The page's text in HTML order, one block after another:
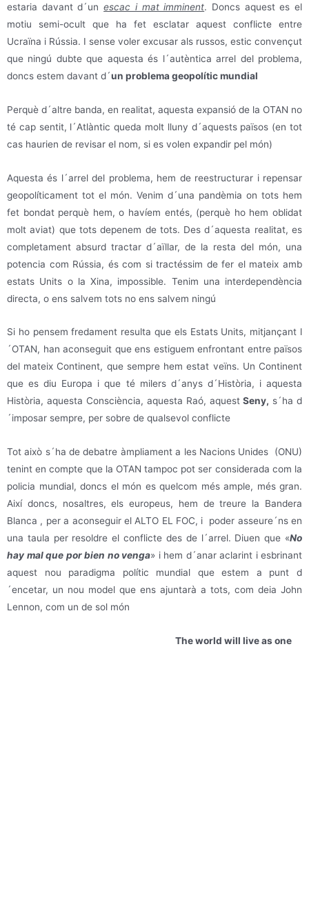
estaria davant d´unescac i mat imminent. Doncs aquest es el
motiu semi-ocult que ha fet esclatar aquest conflicte entre
Ucraïna i Rússia. I sense voler excusar als russos, estic convençut
que ningú dubte que aquesta és l´autèntica arrel del problema,
doncs estem davant d´un problema geopolític mundial
Perquè d´altre banda, en realitat, aquesta expansió de la OTAN no
té cap sentit, l´Atlàntic queda molt lluny d´aquests països (en tot
cas haurien de revisar el nom, si es volen expandir pel món)
Aquesta és l´arrel del problema, hem de reestructurar i repensar
geopolíticament tot el món. Venim d´una pandèmia on tots hem
fet bondat perquè hem, o havíem entés, (perquè ho hem oblidat
molt aviat) que tots depenem de tots. Des d´aquesta realitat, es
completament absurd tractar d´aïllar, de la resta del món, una
potencia com Rússia, és com si tractéssim de fer el mateix amb
estats Units o la Xina, impossible. Tenim una interdependència
directa, o ens salvem tots no ens salvem ningú
Si ho pensem fredament resulta que els Estats Units, mitjançant l
´OTAN, han aconseguit que ens estiguem enfrontant entre països
del mateix Continent, que sempre hem estat veïns. Un Continent
que es diu Europa i que té milers d´anys d´Història, i aquesta
Història, aquesta Consciència, aquesta Raó, aquest Seny, s´ha d
´imposar sempre, per sobre de qualsevol conflicte
Tot això s´ha de debatre àmpliament a les Nacions Unides (ONU)
tenint en compte que la OTAN tampoc pot ser considerada com la
policia mundial, doncs el món es quelcom més ample, més gran.
Així doncs, nosaltres, els europeus, hem de treure la Bandera
Blanca , per a aconseguir el ALTO EL FOC, i poder asseure´ns en
una taula per resoldre el conflicte des de l´arrel. Diuen que «No
hay mal que por bien no venga» i hem d´anar aclarint i esbrinant
aquest nou paradigma polític mundial que estem a punt d
´encetar, un nou model que ens ajuntarà a tots, com deia John
Lennon, com un de sol món
The world will live as one